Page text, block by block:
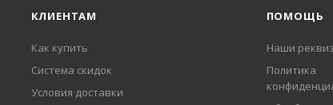
КЛИЕНТАМ
Как купить
Система скидок
Условия доставки
ПОМОЩЬ
Наши
Политика